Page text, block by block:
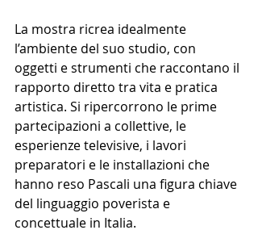
La mostra ricrea idealmente
l’ambiente del suo studio, con
oggetti e strumenti che raccontano il
rapporto diretto tra vita e pratica
artistica. Si ripercorrono le prime
partecipazioni a collettive, le
esperienze televisive, i lavori
preparatori e le installazioni che
hanno reso Pascali una figura chiave
del linguaggio poverista e
concettuale in Italia.